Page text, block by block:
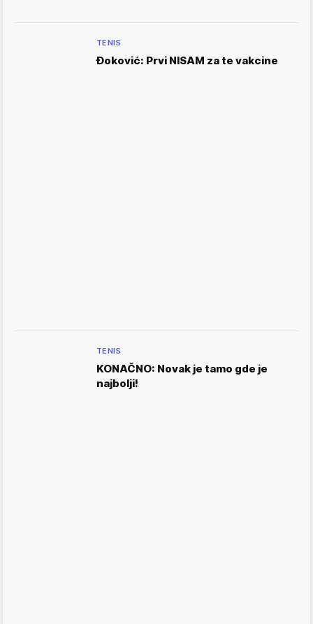
TENIS
Đoković: Prvi NISAM za te vakcine
TENIS
KONAČNO: Novak je tamo gde je
najbolji!